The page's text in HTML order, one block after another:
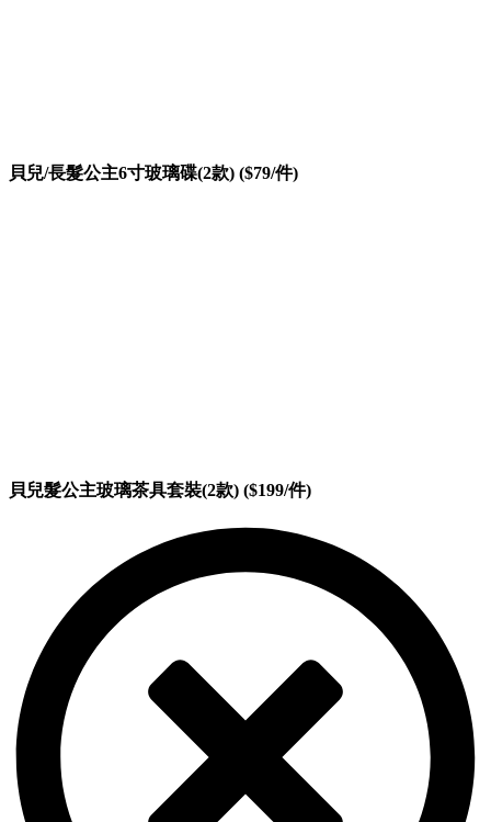
貝兒/長髮公主6寸玻璃碟(2款) ($79/件)
貝兒髮公主玻璃茶具套裝(2款) ($199/件)